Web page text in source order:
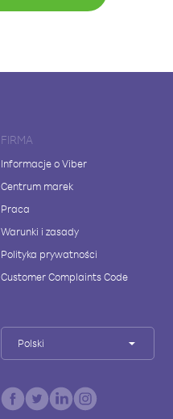
FIRMA
Informacje o Viber
Centrum marek
Praca
Warunki i zasady
Polityka prywatności
Customer Complaints Code
Polski